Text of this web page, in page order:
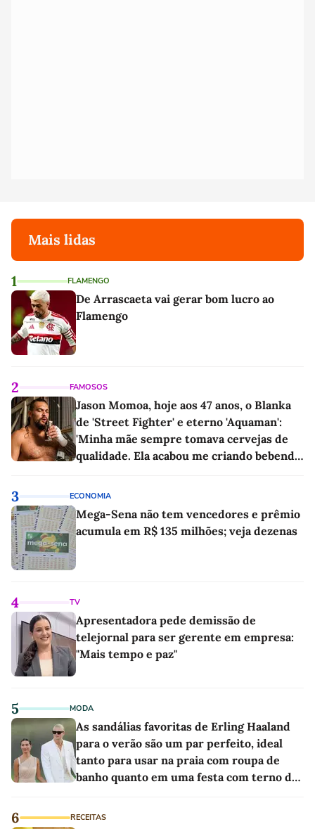
Mais lidas
1 FLAMENGO
De Arrascaeta vai gerar bom lucro ao
Flamengo
2 FAMOSOS
Jason Momoa, hoje aos 47 anos, o Blanka
de 'Street Fighter' e eterno 'Aquaman':
'Minha mãe sempre tomava cervejas de
qualidade. Ela acabou me criando bebendo
3 ECONOMIA
Mega-Sena não tem vencedores e prêmio
acumula em R$ 135 milhões; veja dezenas
4 TV
Apresentadora pede demissão de
telejornal para ser gerente em empresa:
"Mais tempo e paz"
5 MODA
As sandálias favoritas de Erling Haaland
para o verão são um par perfeito, ideal
tanto para usar na praia com roupa de
banho quanto em uma festa com terno de
6 RECEITAS